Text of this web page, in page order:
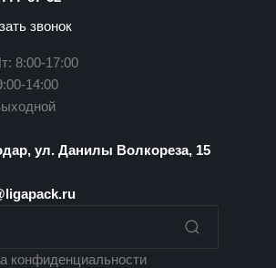
звонок
8:00-17:00
14:00
ул. Данилы Волкореза, 15
конфиденциальности